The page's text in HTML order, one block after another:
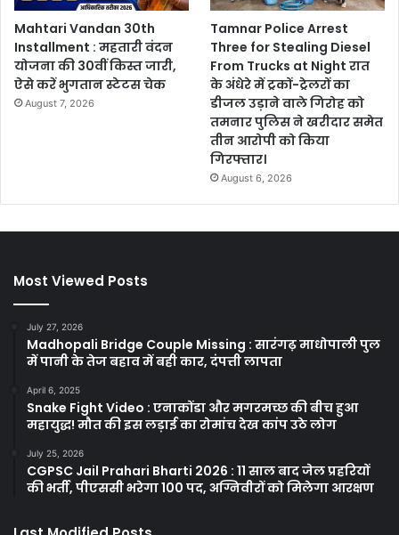
Mahtari Vandan 30th
Installment : महतारी वंदन
योजना की 30वीं किस्त जारी,
ऐसे करें भुगतान स्टेटस चेक
August 7, 2026
Tamnar Police Arrest
Three for Stealing Diesel
From Trucks at Night रात
के अंधेरे में ट्रकों-ट्रेलरों का
डीजल उड़ाने वाले गिरोह को
तमनार पुलिस ने खरीदार समेत
तीन आरोपी को किया
गिरफ्तार।
August 6, 2026
Most Viewed Posts
July 27, 2026
Madhopali Bridge Couple Missing : सारंगढ़ माधोपाली पुल
में पानी के तेज बहाव में बही कार, दंपत्ती लापता
April 6, 2025
Snake Fight Video : एनाकोंडा और मगरमच्छ की बीच हुआ
महायुद्ध! मौत की इस लड़ाई का रोमांच देख कांप उठे लोग
July 25, 2026
CGPSC Jail Prahari Bharti 2026 : 11 साल बाद जेल प्रहरियों
की भर्ती, पीएससी भरेगा 100 पद, अग्निवीरों को मिलेगा आरक्षण